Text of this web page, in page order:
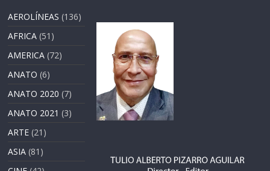
AEROLÍNEAS (136)
AFRICA (51)
AMERICA (72)
ANATO (6)
ANATO 2020 (7)
ANATO 2021 (3)
ARTE (21)
ASIA (81)